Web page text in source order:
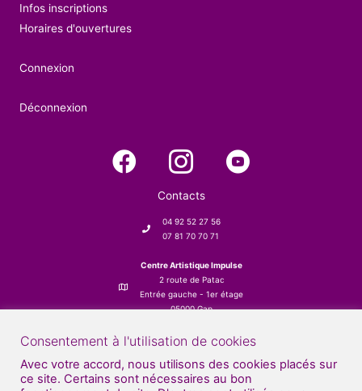
Infos inscriptions
Horaires d'ouvertures
Connexion
Déconnexion
Contacts
04 92 52 27 56
07 81 70 70 71
Centre Artistique Impulse
2 route de Patac
Entrée gauche - 1er étage
05000 Gap
Consentement à l'utilisation de cookies
Avec votre accord, nous utilisons des cookies placés sur
ce site. Certains sont nécessaires au bon